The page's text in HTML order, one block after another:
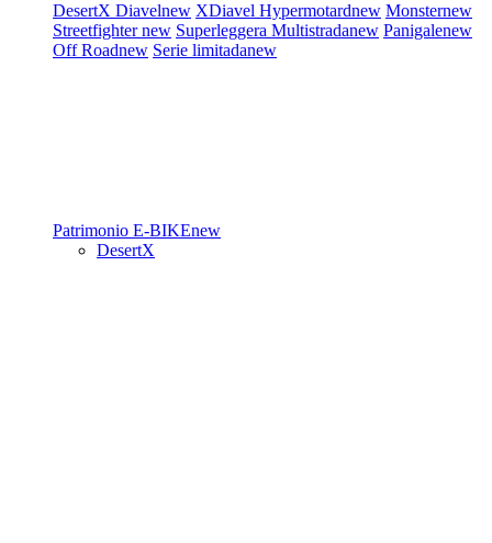
DesertX Diavelnew XDiavel Hypermotardnew Monsternew
Streetfighternew Superleggera Multistradanew Panigalenew
Off Roadnew Serie limitadanew
Patrimonio E-BIKEnew
DesertX